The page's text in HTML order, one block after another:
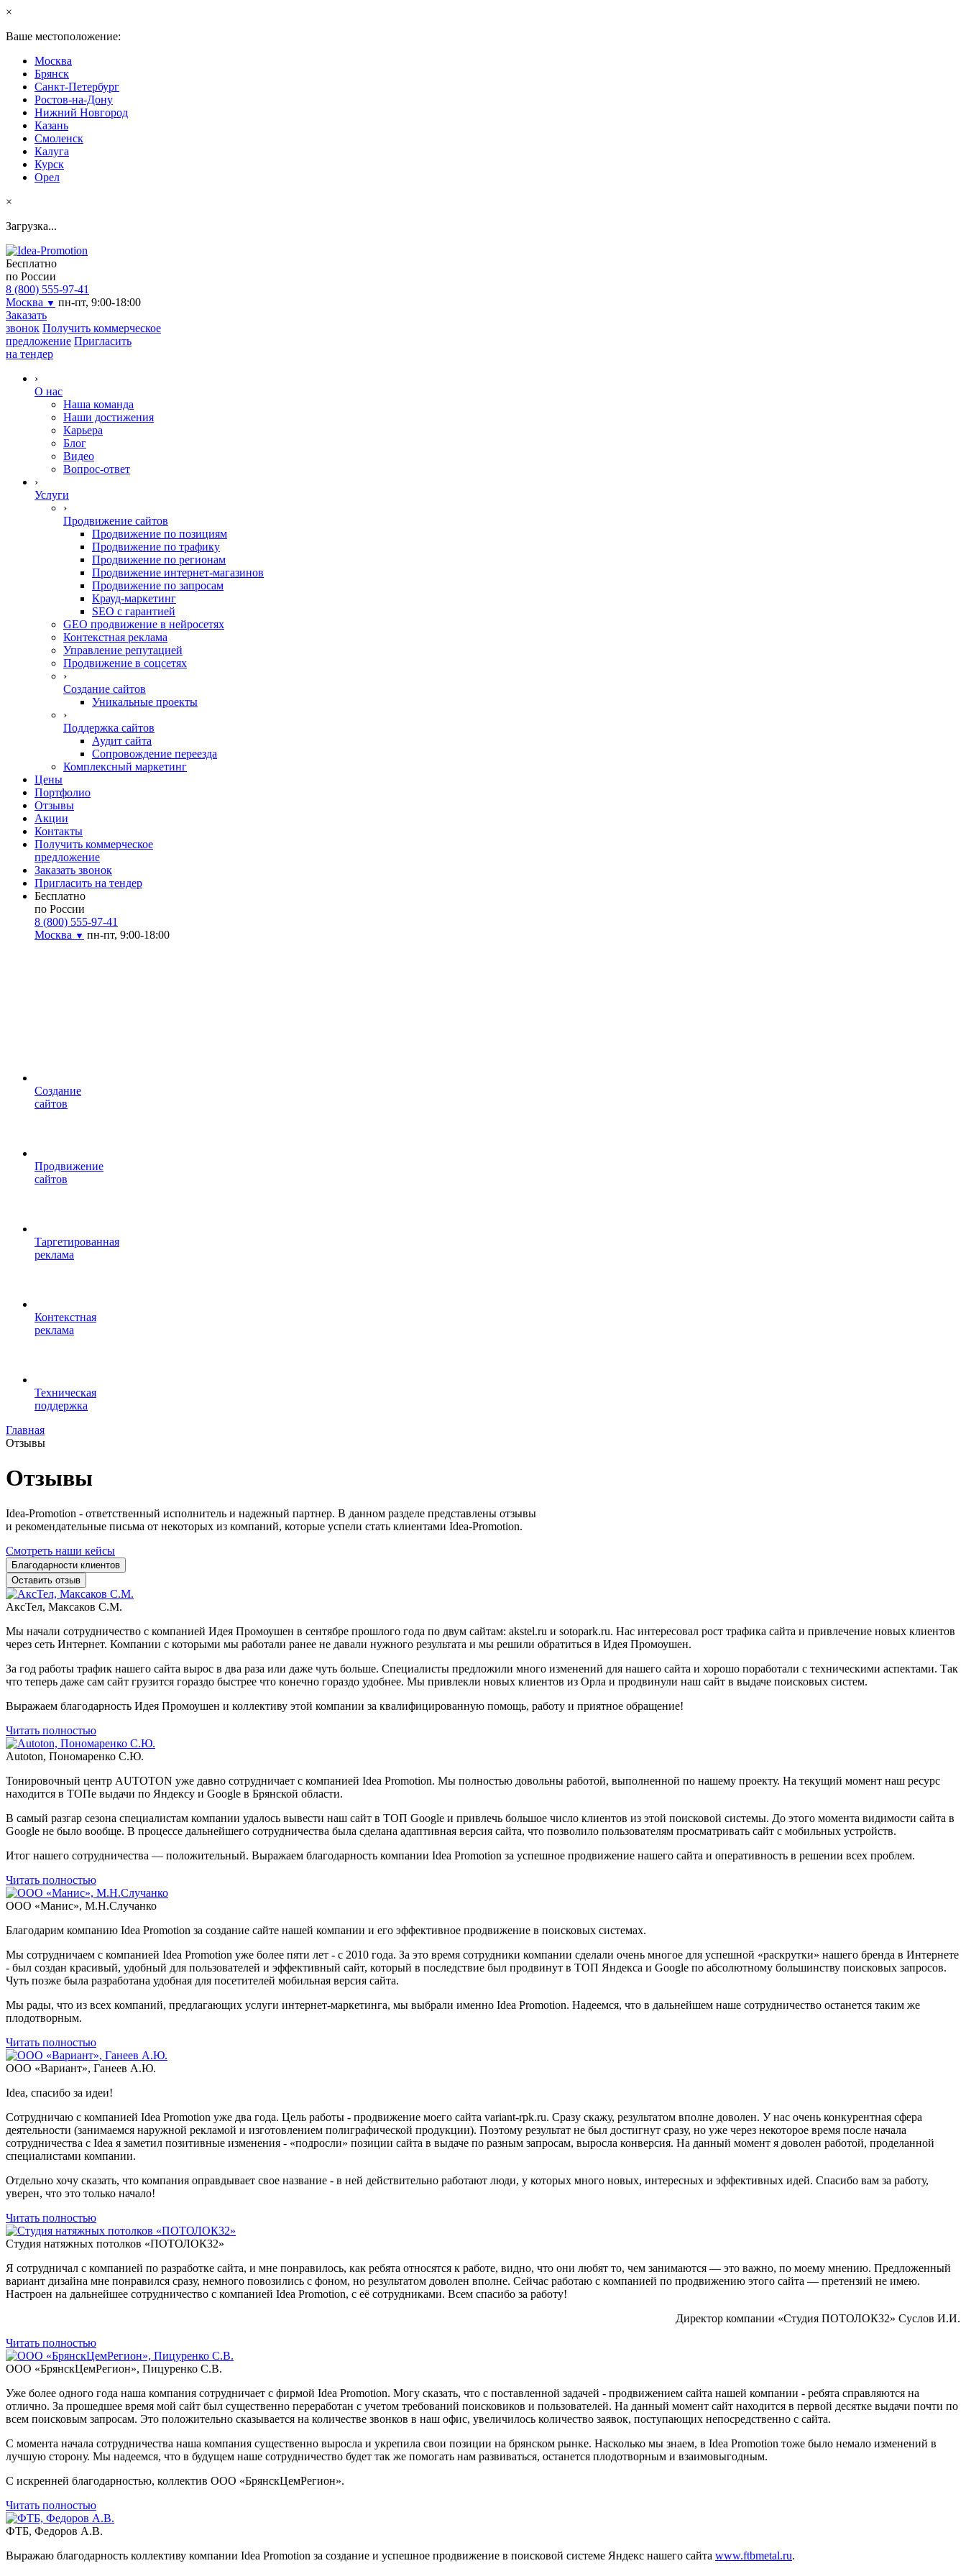
×
Ваше местоположение:
Москва
Брянск
Санкт-Петербург
Ростов-на-Дону
Нижний Новгород
Казань
Смоленск
Калуга
Курск
Орел
×
Загрузка...
Бесплатно
по России
8 (800) 555-97-41
Москва ▼ пн-пт, 9:00-18:00
Заказать
звонок Получить коммерческое
предложение Пригласить
на тендер
›
О нас
Наша команда
Наши достижения
Карьера
Блог
Видео
Вопрос-ответ
›
Услуги
›
Продвижение сайтов
Продвижение по позициям
Продвижение по трафику
Продвижение по регионам
Продвижение интернет-магазинов
Продвижение по запросам
Крауд-маркетинг
SEO с гарантией
GEO продвижение в нейросетях
Контекстная реклама
Управление репутацией
Продвижение в соцсетях
›
Создание сайтов
Уникальные проекты
›
Поддержка сайтов
Аудит сайта
Сопровождение переезда
Комплексный маркетинг
Цены
Портфолио
Отзывы
Акции
Контакты
Получить коммерческое
предложение
Заказать звонок
Пригласить на тендер
Бесплатно
по России
8 (800) 555-97-41
Москва ▼ пн-пт, 9:00-18:00
Cоздание
сайтов
Продвижение
сайтов
Таргетированная
реклама
Контекстная
реклама
Техническая
поддержка
Главная
Отзывы
Отзывы
Idea-Promotion - ответственный исполнитель и надежный партнер. В данном разделе представлены отзывы
и рекомендательные письма от некоторых из компаний, которые успели стать клиентами Idea-Promotion.
Смотреть наши кейсы
Благодарности клиентов
Оставить отзыв
АксТел, Максаков С.М.
Мы начали сотрудничество с компанией Идея Промоушен в сентябре прошлого года по двум сайтам: akstel.ru и sotopark.ru. Нас интересовал рост трафика сайта и привлечение новых клиентов
через сеть Интернет. Компании с которыми мы работали ранее не давали нужного результата и мы решили обратиться в Идея Промоушен.
За год работы трафик нашего сайта вырос в два раза или даже чуть больше. Специалисты предложили много изменений для нашего сайта и хорошо поработали с техническими аспектами. Так
что теперь даже сам сайт грузится гораздо быстрее что конечно гораздо удобнее. Мы привлекли новых клиентов из Орла и продвинули наш сайт в выдаче поисковых систем.
Выражаем благодарность Идея Промоушен и коллективу этой компании за квалифицированную помощь, работу и приятное обращение!
Читать полностью
Autoton, Пономаренко С.Ю.
Тонировочный центр AUTOTON уже давно сотрудничает с компанией Idea Promotion. Мы полностью довольны работой, выполненной по нашему проекту. На текущий момент наш ресурс
находится в ТОПе выдачи по Яндексу и Google в Брянской области.
В самый разгар сезона специалистам компании удалось вывести наш сайт в ТОП Google и привлечь большое число клиентов из этой поисковой системы. До этого момента видимости сайта в
Google не было вообще. В процессе дальнейшего сотрудничества была сделана адаптивная версия сайта, что позволило пользователям просматривать сайт с мобильных устройств.
Итог нашего сотрудничества — положительный. Выражаем благодарность компании Idea Promotion за успешное продвижение нашего сайта и оперативность в решении всех проблем.
Читать полностью
ООО «Манис», М.Н.Случанко
Благодарим компанию Idea Promotion за создание сайте нашей компании и его эффективное продвижение в поисковых системах.
Мы сотрудничаем с компанией Idea Promotion уже более пяти лет - с 2010 года. За это время сотрудники компании сделали очень многое для успешной «раскрутки» нашего бренда в Интернете
- был создан красивый, удобный для пользователей и эффективный сайт, который в последствие был продвинут в ТОП Яндекса и Google по абсолютному большинству поисковых запросов.
Чуть позже была разработана удобная для посетителей мобильная версия сайта.
Мы рады, что из всех компаний, предлагающих услуги интернет-маркетинга, мы выбрали именно Idea Promotion. Надеемся, что в дальнейшем наше сотрудничество останется таким же
плодотворным.
Читать полностью
ООО «Вариант», Ганеев А.Ю.
Idea, спасибо за идеи!
Сотрудничаю с компанией Idea Promotion уже два года. Цель работы - продвижение моего сайта variant-rpk.ru. Сразу скажу, результатом вполне доволен. У нас очень конкурентная сфера
деятельности (занимаемся наружной рекламой и изготовлением полиграфической продукции). Поэтому результат не был достигнут сразу, но уже через некоторое время после начала
сотрудничества с Idea я заметил позитивные изменения - «подросли» позиции сайта в выдаче по разным запросам, выросла конверсия. На данный момент я доволен работой, проделанной
специалистами компании.
Отдельно хочу сказать, что компания оправдывает свое название - в ней действительно работают люди, у которых много новых, интересных и эффективных идей. Спасибо вам за работу,
уверен, что это только начало!
Читать полностью
Студия натяжных потолков «ПОТОЛОК32»
Я сотрудничал с компанией по разработке сайта, и мне понравилось, как ребята относятся к работе, видно, что они любят то, чем занимаются — это важно, по моему мнению. Предложенный
вариант дизайна мне понравился сразу, немного повозились с фоном, но результатом доволен вполне. Сейчас работаю с компанией по продвижению этого сайта — претензий не имею.
Настроен на дальнейшее сотрудничество с компанией Idea Promotion, с её сотрудниками. Всем спасибо за работу!
Директор компании «Студия ПОТОЛОК32» Суслов И.И.
Читать полностью
ООО «БрянскЦемРегион», Пицуренко С.В.
Уже более одного года наша компания сотрудничает с фирмой Idea Promotion. Могу сказать, что с поставленной задачей - продвижением сайта нашей компании - ребята справляются на
отлично. За прошедшее время мой сайт был существенно переработан с учетом требований поисковиков и пользователей. На данный момент сайт находится в первой десятке выдачи почти по
всем поисковым запросам. Это положительно сказывается на количестве звонков в наш офис, увеличилось количество заявок, поступающих непосредственно с сайта.
С момента начала сотрудничества наша компания существенно выросла и укрепила свои позиции на брянском рынке. Насколько мы знаем, в Idea Promotion тоже было немало изменений в
лучшую сторону. Мы надеемся, что в будущем наше сотрудничество будет так же помогать нам развиваться, останется плодотворным и взаимовыгодным.
С искренней благодарностью, коллектив ООО «БрянскЦемРегион».
Читать полностью
ФТБ, Федоров А.В.
Выражаю благодарность коллективу компании Idea Promotion за создание и успешное продвижение в поисковой системе Яндекс нашего сайта www.ftbmetal.ru.